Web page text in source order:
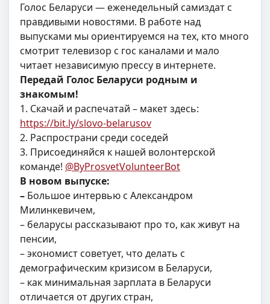
Голос Беларуси — еженедельный самиздат с
правдивыми новостями. В работе над
выпусками мы ориентируемся на тех, кто много
смотрит телевизор с гос каналами и мало
читает независимую прессу в интернете.
Передай Голос Беларуси родным и
знакомым!
1. Скачай и распечатай – макет здесь:
https://bit.ly/slovo-belarusov
2. Распространи среди соседей
3. Присоединяйся к нашей волонтерской
команде! @ByProsvetVolunteerBot
В новом выпуске:
– Большое интервью с Александром
Милинкевичем,
– беларусы рассказывают про то, как живут на
пенсии,
– экономист советует, что делать с
демографическим кризисом в Беларуси,
– как минимальная зарплата в Беларуси
отличается от других стран,